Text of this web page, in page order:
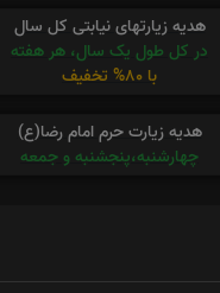
هدیه زیارتهای نیابتی کل سال
در کل طول یک سال، هر هفته
با 80% تخفیف
هدیه زیارت حرم امام رضا(ع)
چهارشنبه،پنجشنبه و جمعه